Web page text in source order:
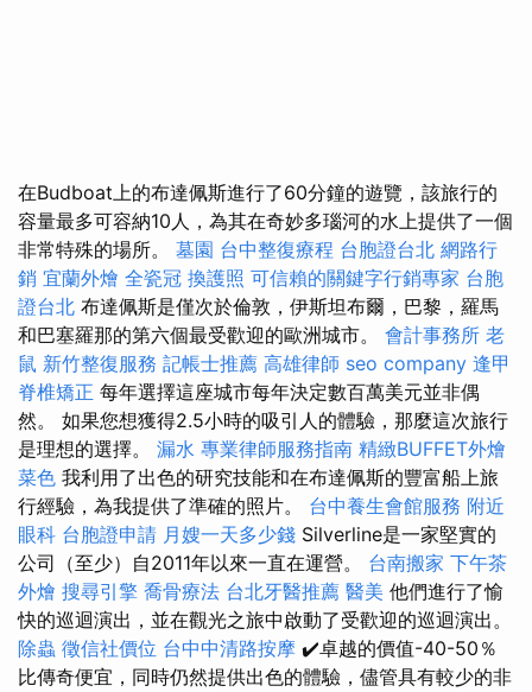
在Budboat上的布達佩斯進行了60分鐘的遊覽，該旅行的
容量最多可容納10人，為其在奇妙多瑙河的水上提供了一個
非常特殊的場所。 墓園 台中整復療程 台胞證台北 網路行
銷 宜蘭外燴 全瓷冠 換護照 可信賴的關鍵字行銷專家 台胞
證台北 布達佩斯是僅次於倫敦，伊斯坦布爾，巴黎，羅馬
和巴塞羅那的第六個最受歡迎的歐洲城市。 會計事務所 老
鼠 新竹整復服務 記帳士推薦 高雄律師 seo company 逢甲
脊椎矯正 每年選擇這座城市每年決定數百萬美元並非偶
然。 如果您想獲得2.5小時的吸引人的體驗，那麼這次旅行
是理想的選擇。 漏水 專業律師服務指南 精緻BUFFET外燴
菜色 我利用了出色的研究技能和在布達佩斯的豐富船上旅
行經驗，為我提供了準確的照片。 台中養生會館服務 附近
眼科 台胞證申請 月嫂一天多少錢 Silverline是一家堅實的
公司（至少）自2011年以來一直在運營。 台南搬家 下午茶
外燴 搜尋引擎 喬骨療法 台北牙醫推薦 醫美 他們進行了愉
快的巡迴演出，並在觀光之旅中啟動了受歡迎的巡迴演出。
除蟲 徵信社價位 台中中清路按摩 ✔️卓越的價值-40-50％
比傳奇便宜，同時仍然提供出色的體驗，儘管具有較少的非